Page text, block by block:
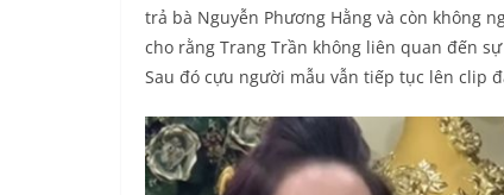
trả bà Nguyễn Phương Hằng và còn không
cho rằng Trang Trần không liên quan đến
Sau đó cựu người mẫu vẫn tiếp tục lên clip